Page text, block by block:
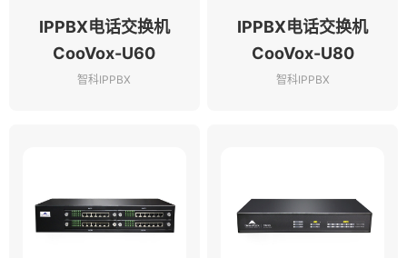
IPPBX电话交换机
CooVox-U60
智科IPPBX
IPPBX电话交换机
CooVox-U80
智科IPPBX